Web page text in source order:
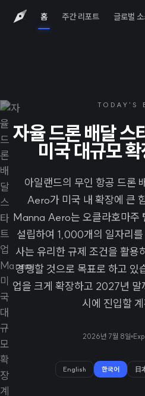
홈 주간 리포트 글로벌
TODAY'S
자율 드론 배달
미국 대규모
아일랜드의 무인 항공 드론
Aero가 미국 내 확장에 큰
Manna Aero는 오클라호마주
설립하여 1,000개의 일자리
사는 유리한 규제 조건을 활
경쟁할 것으로 목표로 하고
업을 크게 확장하고 2027년
시에 진입할
2026년 7월 8일
English 한국어 日